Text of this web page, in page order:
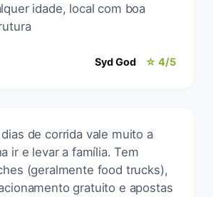
idade, local com boa
Syd God ☆ 4/5
dias de corrida vale muito a
ir e levar a família. Tem
(geralmente food trucks),
gratuito e apostas